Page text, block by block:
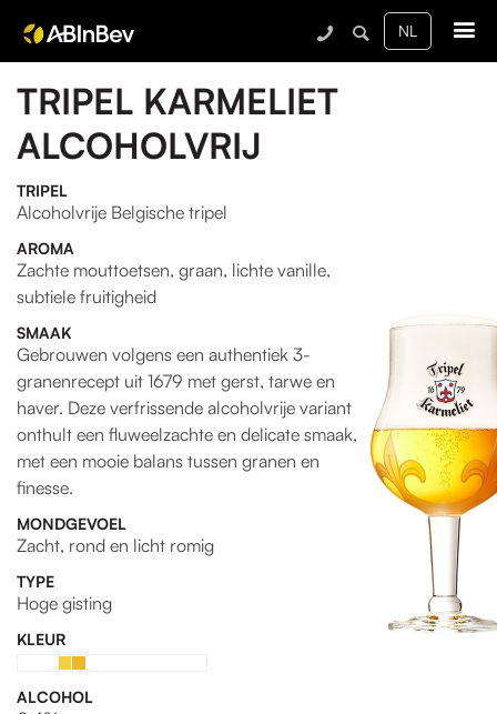
TRIPEL KARMELIET
ALCOHOLVRIJ
TRIPEL
Alcoholvrije Belgische tripel
AROMA
Zachte mouttoetsen, graan, lichte vanille,
subtiele fruitigheid
SMAAK
Gebrouwen volgens een authentiek 3-
granenrecept uit 1679 met gerst, tarwe en
haver. Deze verfrissende alcoholvrije variant
onthult een fluweelzachte en delicate smaak,
met een mooie balans tussen granen en
finesse.
MONDGEVOEL
Zacht, rond en licht romig
TYPE
Hoge gisting
KLEUR
ALCOHOL